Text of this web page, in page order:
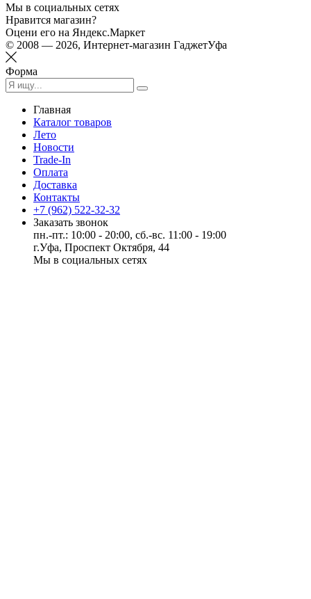
Мы в социальных сетях
Нравится магазин?
Оцени его на Яндекс.Маркет
© 2008 — 2026, Интернет-магазин ГаджетУфа
Форма
Главная
Каталог товаров
Лето
Новости
Trade-In
Оплата
Доставка
Контакты
+7 (962) 522-32-32
Заказать звонок
пн.-пт.: 10:00 - 20:00, сб.-вс. 11:00 - 19:00
г.Уфа, Проспект Октября, 44
Мы в социальных сетях